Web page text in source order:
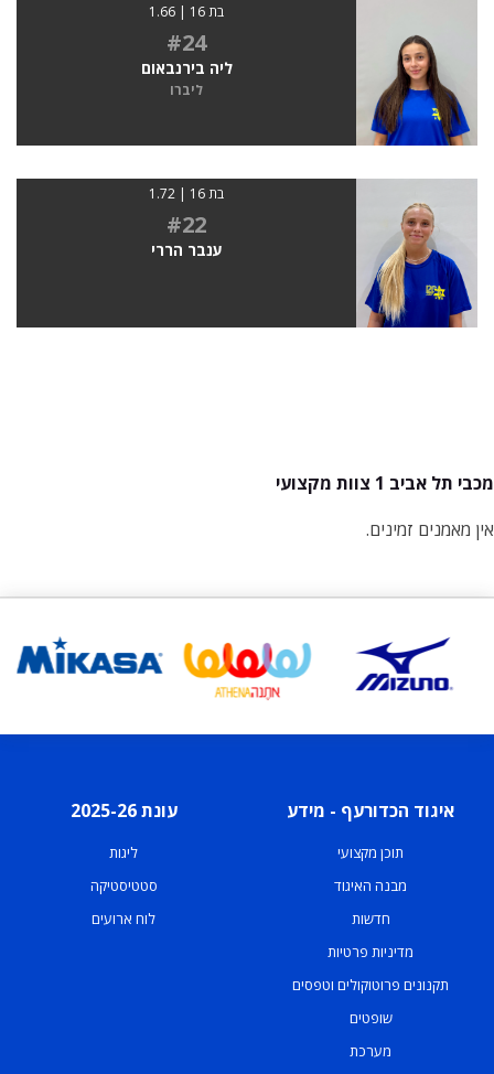
בת 16 | 1.66
#24
ליה בירנבאום
ליברו
בת 16 | 1.72
#22
ענבר הררי
מכבי תל אביב 1 צוות מקצועי
אין מאמנים זמינים.
איגוד הכדורעף - מידע
תוכן מקצועי
מבנה האיגוד
חדשות
מדיניות פרטיות
תקנונים פרוטוקולים וטפסים
שופטים
מערכת
עונת 2025-26
ליגות
סטטיסטיקה
לוח ארועים